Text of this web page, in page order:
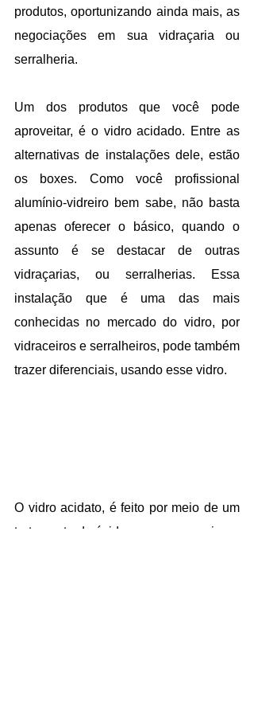
produtos, oportunizando ainda mais, as
negociações em sua vidraçaria ou
serralheria.
Um dos produtos que você pode
aproveitar, é o vidro acidado. Entre as
alternativas de instalações dele, estão
os boxes. Como você profissional
alumínio-vidreiro bem sabe, não basta
apenas oferecer o básico, quando o
assunto é se destacar de outras
vidraçarias, ou serralherias. Essa
instalação que é uma das mais
conhecidas no mercado do vidro, por
vidraceiros e serralheiros, pode também
trazer diferenciais, usando esse vidro.
O vidro acidato, é feito por meio de um
tratamento de ácidos, para proporcionar